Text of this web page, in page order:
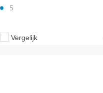
5
Vergelijk